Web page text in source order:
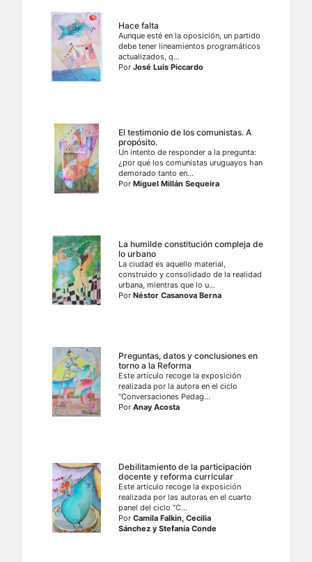
Hace falta
Aunque esté en la oposición, un partido
debe tener lineamientos programáticos
actualizados, q...
PorJosé Luis Piccardo
El testimonio de los comunistas. A
propósito.
Un intento de responder a la pregunta:
¿por qué los comunistas uruguayos han
demorado tanto en...
PorMiguel Millán Sequeira
La humilde constitución compleja de
lo urbano
La ciudad es aquello material,
construido y consolidado de la realidad
urbana, mientras que lo u...
PorNéstor Casanova Berna
Preguntas, datos y conclusiones en
torno a la Reforma
Este artículo recoge la exposición
realizada por la autora en el ciclo
“Conversaciones Pedag...
PorAnay Acosta
Debilitamiento de la participación
docente y reforma curricular
Este artículo recoge la exposición
realizada por las autoras en el cuarto
panel del ciclo “C...
PorCamila Falkin, Cecilia
Sánchez y Stefanía Conde